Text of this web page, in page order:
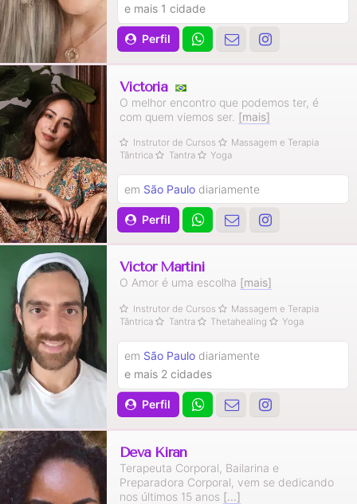
Perfil
e mais 1 cidade
Victoria
O melhor encontro que podemos ter, é
com quem viemos ser. [mais]
Instrutor de Cursos
Massagem e Terapia
Tântrica
Tantra Yoga
Perfil
em São Paulo diariamente
Victor Martini
O Amor é uma escolha [mais]
Instrutor de Cursos
Massagem e Terapia
Tântrica
Tantra Thetahealing Yoga
Perfil
em São Paulo diariamente
e mais 2 cidades
Deva Kiran
Terapeuta Corporal, Bailarina e
Preparadora Corporal, vem se dedicando
nos últimos 15 anos [...]